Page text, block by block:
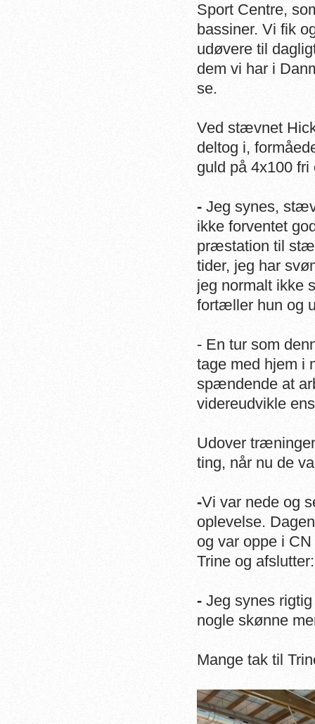
Sport Centre,
bassiner. Vi fik
udøvere til
dem vi har i
se.
Ved stævnet
deltog i,
guld på 4x100
- Jeg synes,
ikke forventet
præstation til
tider, jeg har
jeg normalt ikke
fortæller hun og
- En tur som
tage med hjem i
spændende at
videreudvikle
Udover
ting, når nu de
-Vi var nede og
oplevelse.
og var oppe i
Trine og afslutter:
- Jeg synes
nogle skønne
Mange tak til